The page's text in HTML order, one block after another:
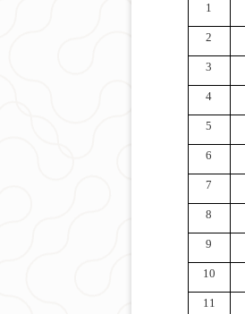
1
2
3
4
5
6
7
8
9
10
11